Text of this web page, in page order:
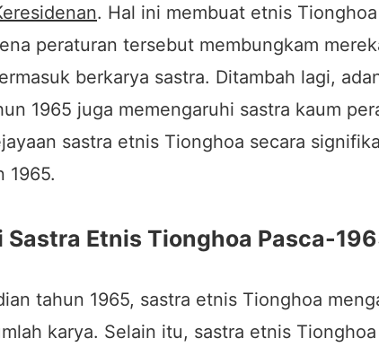
. Hal ini membuat etnis
peraturan tersebut membungkam
berkarya sastra. Ditambah lagi,
1965 juga memengaruhi sastra kaum
sastra etnis Tionghoa secara
1965.
Sastra Etnis Tionghoa Pasca-
tahun 1965, sastra etnis Tionghoa
karya. Selain itu, sastra etnis